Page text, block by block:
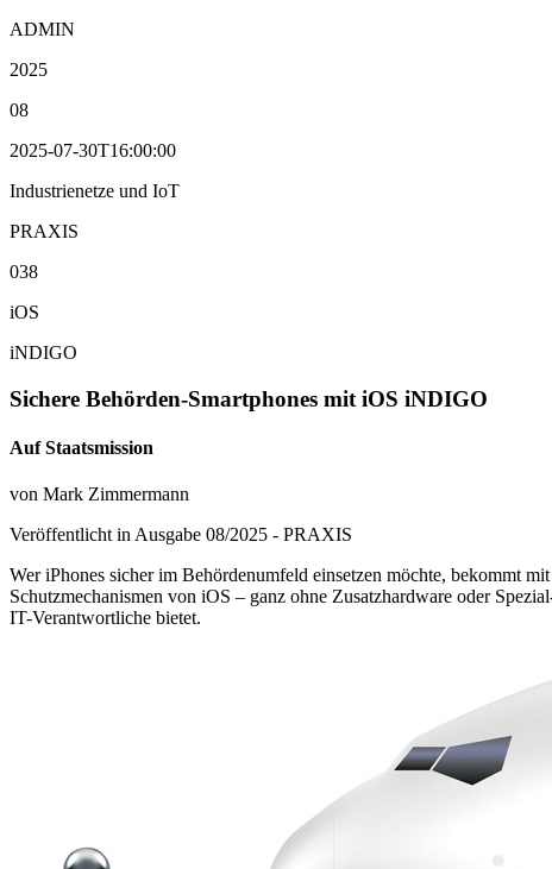
ADMIN
2025
08
2025-07-30T16:00:00
Industrienetze und IoT
PRAXIS
038
iOS
iNDIGO
Sichere Behörden-Smartphones mit iOS iNDIGO
Auf Staatsmission
von Mark Zimmermann
Veröffentlicht in Ausgabe 08/2025 - PRAXIS
Wer iPhones sicher im Behördenumfeld einsetzen möchte, bekommt
Schutzmechanismen von iOS – ganz ohne Zusatzhardware oder
IT-Verantwortliche bietet.